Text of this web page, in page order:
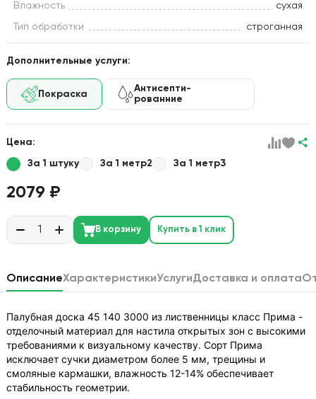
Влажность сухая
Тип обработки строганная
Дополнительные услуги:
Покраска
Антисепти-
рованние
Цена:
За 1 штуку За 1 метр2 За 1 метр3
2079 ₽
В корзину Купить в 1 клик
ОписаниеХарактеристикиУслугиДоставка и оплата
Палубная доска 45 140 3000 из лиственницы класс Прима -
отделочный материал для настила открытых зон с высокими
требованиями к визуальному качеству. Сорт Прима
исключает сучки диаметром более 5 мм, трещины и
смоляные кармашки, влажность 12-14% обеспечивает
стабильность геометрии.